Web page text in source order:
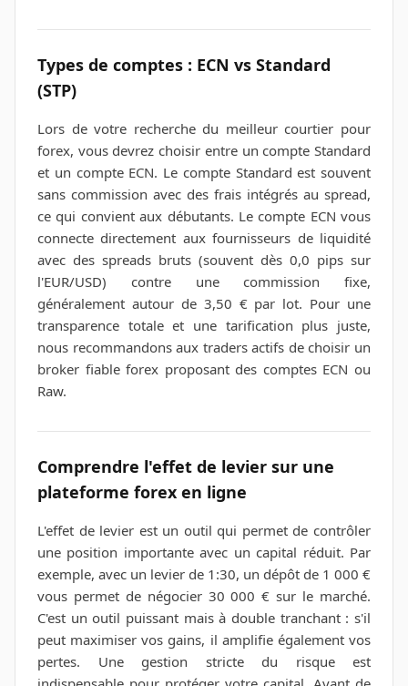
Types de comptes : ECN vs Standard
(STP)
Lors de votre recherche du meilleur courtier pour
forex, vous devrez choisir entre un compte Standard
et un compte ECN. Le compte Standard est souvent
sans commission avec des frais intégrés au spread,
ce qui convient aux débutants. Le compte ECN vous
connecte directement aux fournisseurs de liquidité
avec des spreads bruts (souvent dès 0,0 pips sur
l'EUR/USD) contre une commission fixe,
généralement autour de 3,50 € par lot. Pour une
transparence totale et une tarification plus juste,
nous recommandons aux traders actifs de choisir un
broker fiable forex proposant des comptes ECN ou
Raw.
Comprendre l'effet de levier sur une
plateforme forex en ligne
L'effet de levier est un outil qui permet de contrôler
une position importante avec un capital réduit. Par
exemple, avec un levier de 1:30, un dépôt de 1 000 €
vous permet de négocier 30 000 € sur le marché.
C'est un outil puissant mais à double tranchant : s'il
peut maximiser vos gains, il amplifie également vos
pertes. Une gestion stricte du risque est